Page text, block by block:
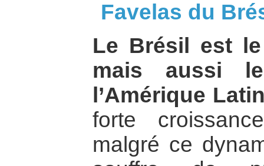
Favelas du
Le Brésil est
mais aussi
l’Amérique
forte
malgré ce